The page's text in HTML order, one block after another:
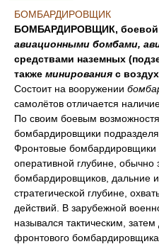
БОМБАРДИРОВЩИК
БОМБАРДИРОВЩИК, боевой
авиационными бомбами,
средствами наземных
также минирования с
Состоит на вооружении
самолётов отличается
По своим боевым
бомбардировщики
Фронтовые
оперативной глубине, обычно
бомбардировщиков, дальние
стратегической глубине,
действий. В зарубежной
назывался тактическим,
фронтового